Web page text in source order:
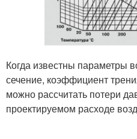
Когда известны параметры
сечение, коэффициент
можно рассчитать потери
проектируемом расходе